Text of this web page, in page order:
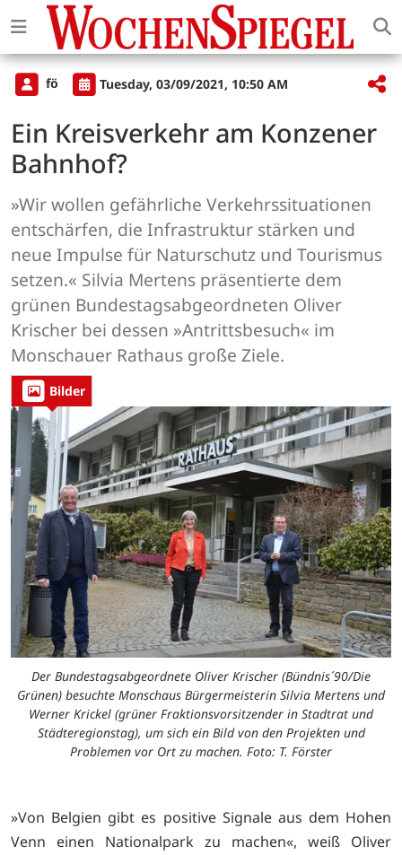
fö Tuesday, 03/09/2021, 10:50 AM
Ein Kreisverkehr am Konzener
Bahnhof?
»Wir wollen gefährliche Verkehrssituationen
entschärfen, die Infrastruktur stärken und
neue Impulse für Naturschutz und Tourismus
setzen.« Silvia Mertens präsentierte dem
grünen Bundestagsabgeordneten Oliver
Krischer bei dessen »Antrittsbesuch« im
Monschauer Rathaus große Ziele.
Bilder
Der Bundestagsabgeordnete Oliver Krischer (Bündnis´90/Die
Grünen) besuchte Monschaus Bürgermeisterin Silvia Mertens und
Werner Krickel (grüner Fraktionsvorsitzender in Stadtrat und
Städteregionstag), um sich ein Bild von den Projekten und
Problemen vor Ort zu machen. Foto: T. Förster
»Von Belgien gibt es positive Signale aus dem Hohen
Venn einen Nationalpark zu machen«, weiß Oliver